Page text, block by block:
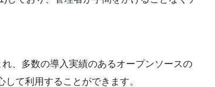
、多数の導入実績のあるオープンソースの
て利用することができます。